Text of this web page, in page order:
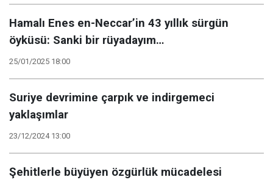
Hamalı Enes en-Neccar’in 43 yıllık sürgün
öyküsü: Sanki bir rüyadayım…
25/01/2025 18:00
Suriye devrimine çarpık ve indirgemeci
yaklaşımlar
23/12/2024 13:00
Şehitlerle büyüyen özgürlük mücadelesi